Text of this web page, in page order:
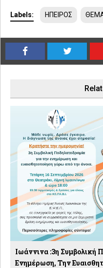
Labels: ΗΠΕΙΡΟΣ
Ιωάννινα :3η Συμβολική
Ενημέρωση, Την